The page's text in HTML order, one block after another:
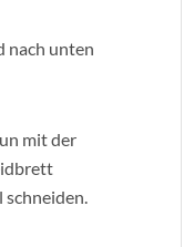
nach unten
mit der